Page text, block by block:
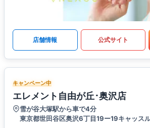
店舗情報 公式サイト
キャンペーン中
エレメント自由が丘･奥沢店
雪が谷大塚駅から車で4分
東京都世田谷区奥沢6丁目19ー19キャッス